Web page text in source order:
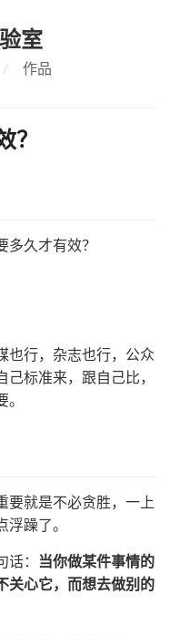
室
/ 作品
？
久才有效？
也行，杂志也行，公众
标准来，跟自己比，
要就是不必贪胜，一上
躁了。
：
当你做某件事情的
关心它，而想去做别的